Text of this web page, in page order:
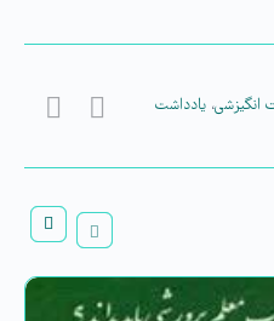
انگیزشی، یادداشت